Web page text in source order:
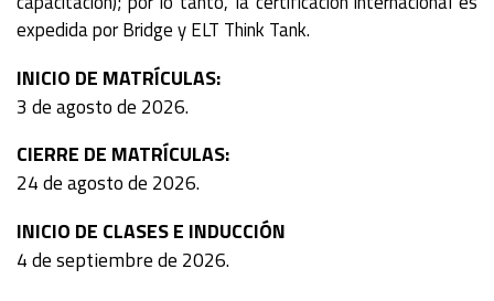
expedida por Bridge y ELT Think Tank.
INICIO DE MATRÍCULAS:
3 de agosto de 2026.
CIERRE DE MATRÍCULAS:
24 de agosto de 2026.
INICIO DE CLASES E INDUCCIÓN
4 de septiembre de 2026.